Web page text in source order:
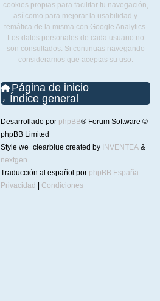
cookies propias para facilitar tu navegación,
así como para mejorar la usabilidad y
temática de la misma con Google Analytics.
Los datos personales de cada usuario no
son consultados. Si continuas navegando
consideramos que aceptas su uso.
Página de inicio
Índice general
Desarrollado por phpBB® Forum Software ©
phpBB Limited
Style we_clearblue created by INVENTEA &
nextgen
Traducción al español por phpBB España
Privacidad
Condiciones